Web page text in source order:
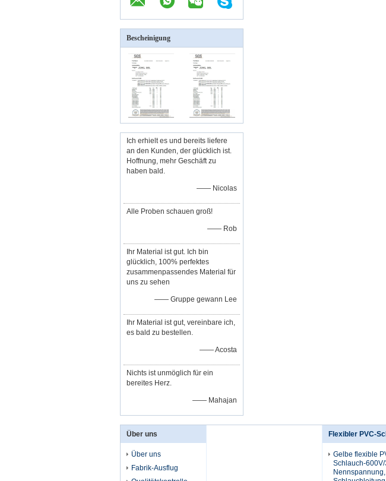
Bescheinigung
Ich erhielt es und bereits liefere
an den Kunden, der glücklich ist.
Hoffnung, mehr Geschäft zu
haben bald.
—— Nicolas
Alle Proben schauen groß!
—— Rob
Ihr Material ist gut. Ich bin
glücklich, 100% perfektes
zusammenpassendes Material für
uns zu sehen
—— Gruppe gewann Lee
Ihr Material ist gut, vereinbare ich,
es bald zu bestellen.
—— Acosta
Nichts ist unmöglich für ein
bereites Herz.
—— Mahajan
Über uns
Über uns
Fabrik-Ausflug
Flexibler PVC-
Gelbe flexible
Schlauch-